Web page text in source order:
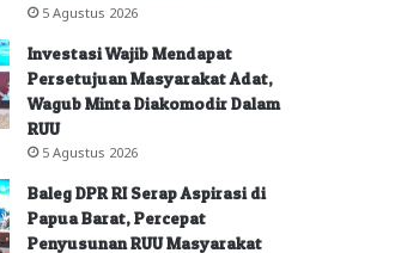
5 Agustus 2026
Investasi Wajib Mendapat
Persetujuan Masyarakat Adat,
Wagub Minta Diakomodir Dalam
RUU
5 Agustus 2026
Baleg DPR RI Serap Aspirasi di
Papua Barat, Percepat
Penyusunan RUU Masyarakat